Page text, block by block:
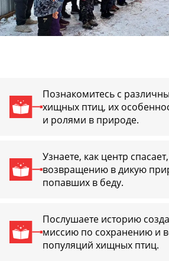
Познакомитесь с
хищных птиц, их
и ролями в природе.
Узнаете, как центр
возвращению в дикую
попавших в беду.
Послушаете историю
миссию по сохранению и
популяций хищных птиц.